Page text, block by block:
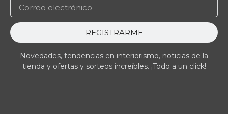
REGISTRARME
Novedades, tendencias en interiorismo, noticias de la
tienda y ofertas y sorteos increíbles. ¡Todo a un click!